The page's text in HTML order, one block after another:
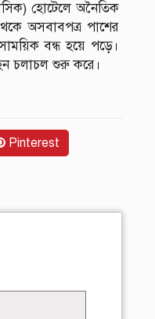
হোটেলে অনৈতিক
অসবাবপত্র পাশের
বন্ধ হয়ে পড়ে।
চলাচল শুরু করে।
Pinterest